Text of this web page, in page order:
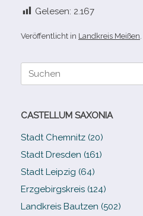
Gelesen: 2.167
Veröffentlicht in Landkreis Meißen
Suche
CASTELLUM SAXONIA
Stadt Chemnitz (20)
Stadt Dresden (161)
Stadt Leipzig (64)
Erzgebirgskreis (124)
Landkreis Bautzen (502)